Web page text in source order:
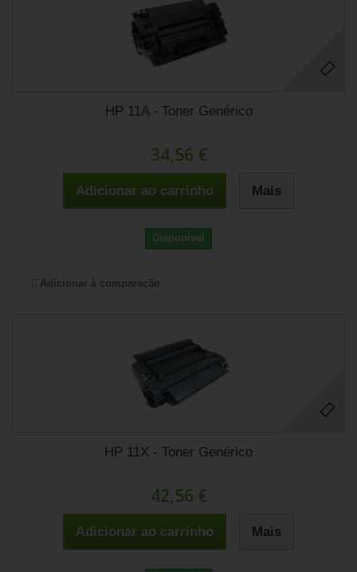
HP 11A - Toner Genérico
34,56 €
Adicionar ao carrinho Mais
Disponível
Adicionar à comparação
HP 11X - Toner Genérico
42,56 €
Adicionar ao carrinho Mais